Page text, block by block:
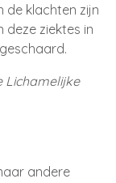
de klachten zijn
ziektes in
Lichamelijke
andere